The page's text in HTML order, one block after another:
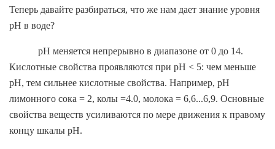
Теперь давайте разбираться, что же нам дает знание уровня
pH в воде?
pH меняется непрерывно в диапазоне от 0 до 14.
Кислотные свойства проявляются при pH < 5: чем меньше
pH, тем сильнее кислотные свойства. Например, pH
лимонного сока = 2, колы =4.0, молока = 6,6...6,9. Основные
свойства веществ усиливаются по мере движения к правому
концу шкалы pH.